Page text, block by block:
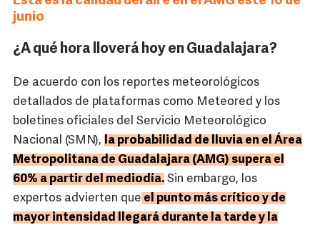
junio
¿A qué hora lloverá hoy en Guadalajara?
De acuerdo con los reportes meteorológicos
detallados de plataformas como Meteored y los
boletines oficiales del Servicio Meteorológico
Nacional (SMN), la probabilidad de lluvia en el Área
Metropolitana de Guadalajara (AMG) supera el
60% a partir del mediodía. Sin embargo, los
expertos advierten que el punto más crítico y de
mayor intensidad llegará durante la tarde y la